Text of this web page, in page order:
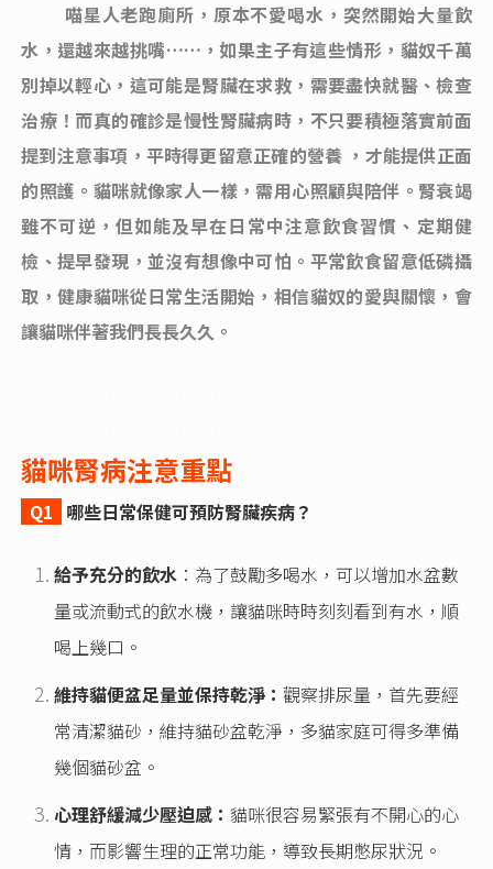
喵星人老跑廁所，原本不愛喝水，突然開始大量飲
水，還越來越挑嘴……，如果主子有這些情形，貓奴千萬
別掉以輕心，這可能是腎臟在求救，需要盡快就醫、檢查
治療！而真的確診是慢性腎臟病時，不只要積極落實前面
提到注意事項，平時得更留意正確的營養 ，才能提供正面
的照護。貓咪就像家人一樣，需用心照顧與陪伴。腎衰竭
雖不可逆，但如能及早在日常中注意飲食習慣、定期健
檢、提早發現，並沒有想像中可怕。平常飲食留意低磷攝
取，健康貓咪從日常生活開始，相信貓奴的愛與關懷，會
讓貓咪伴著我們長長久久。
貓咪腎病注意重點
Q1 哪些日常保健可預防腎臟疾病？
給予充分的飲水 ：為了鼓勵多喝水，可以增加水盆數
量或流動式的飲水機，讓貓咪時時刻刻看到有水，順
喝上幾口。
維持貓便盆足量並保持乾淨：觀察排尿量，首先要經
常清潔貓砂，維持貓砂盆乾淨，多貓家庭可得多準備
幾個貓砂盆。
心理舒緩減少壓迫感：貓咪很容易緊張有不開心的心
情，而影響生理的正常功能，導致長期憋尿狀況。